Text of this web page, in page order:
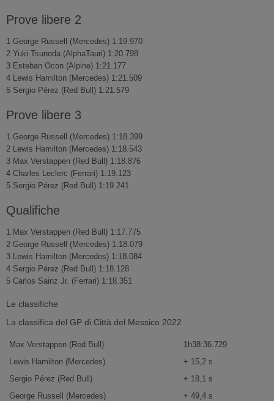
Prove libere 2
1 George Russell (Mercedes) 1:19.970
2 Yuki Tsunoda (AlphaTauri) 1:20.798
3 Esteban Ocon (Alpine) 1:21.177
4 Lewis Hamilton (Mercedes) 1:21.509
5 Sergio Pérez (Red Bull) 1:21.579
Prove libere 3
1 George Russell (Mercedes) 1:18.399
2 Lewis Hamilton (Mercedes) 1:18.543
3 Max Verstappen (Red Bull) 1:18.876
4 Charles Leclerc (Ferrari) 1:19.123
5 Sergio Pérez (Red Bull) 1:19.241
Qualifiche
1 Max Verstappen (Red Bull) 1:17.775
2 George Russell (Mercedes) 1:18.079
3 Lewis Hamilton (Mercedes) 1:18.084
4 Sergio Pérez (Red Bull) 1:18.128
5 Carlos Sainz Jr. (Ferrari) 1:18.351
Le classifiche
La classifica del GP di Città del Messico 2022
Max Verstappen (Red Bull)
1h38:36.729
Lewis Hamilton (Mercedes)
+ 15,2 s
Sergio Pérez (Red Bull)
+ 18,1 s
George Russell (Mercedes)
+ 49,4 s